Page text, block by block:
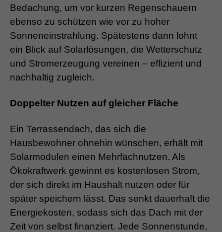
Bedachung, um vor kurzen Regenschauern
ebenso zu schützen wie vor zu hoher
Sonneneinstrahlung. Spätestens dann lohnt
ein Blick auf Solarlösungen, die Wetterschutz
und Stromerzeugung vereinen – effizient und
nachhaltig zugleich.
Doppelter Nutzen auf gleicher Fläche
Ein Terrassendach, das sich die
Hausbewohner ohnehin wünschen, erhält mit
Solarmodulen einen Mehrfachnutzen. Als
Ökokraftwerk gewinnt es kostenlosen Strom,
der sich direkt im Haushalt nutzen oder für
später speichern lässt. Das senkt dauerhaft die
Energiekosten, sodass sich das Dach mit der
Zeit von selbst finanziert. Jede Sonnenstunde,